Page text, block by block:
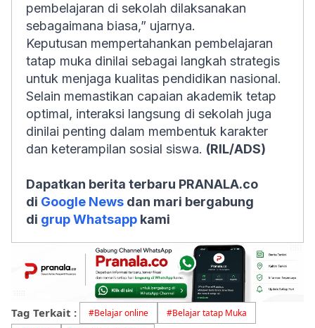
pembelajaran di sekolah dilaksanakan
sebagaimana biasa,” ujarnya.
Keputusan mempertahankan pembelajaran
tatap muka dinilai sebagai langkah strategis
untuk menjaga kualitas pendidikan nasional.
Selain memastikan capaian akademik tetap
optimal, interaksi langsung di sekolah juga
dinilai penting dalam membentuk karakter
dan keterampilan sosial siswa. (RIL/ADS)
Dapatkan berita terbaru PRANALA.co
di Google News dan mari bergabung
di grup Whatsapp kami
Tag Terkait : #Belajar online #Belajar tatap Muka